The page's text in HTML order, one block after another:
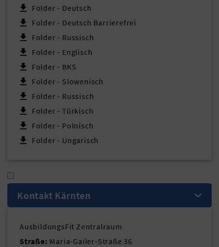
Folder - Deutsch
Folder - Deutsch Barrierefrei
Folder - Russisch
Folder - Englisch
Folder - BKS
Folder - Slowenisch
Folder - Russisch
Folder - Türkisch
Folder - Polnisch
Folder - Ungarisch
Kontakt Kärnten
AusbildungsFit Zentralraum
Straße: Maria-Gailer-Straße 36